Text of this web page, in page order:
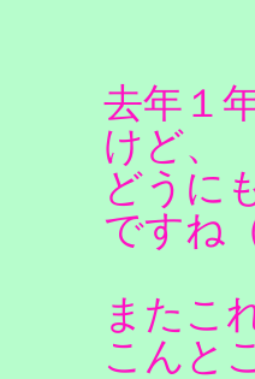
去年１
けど、
どうに
ですね
またこ
こんと